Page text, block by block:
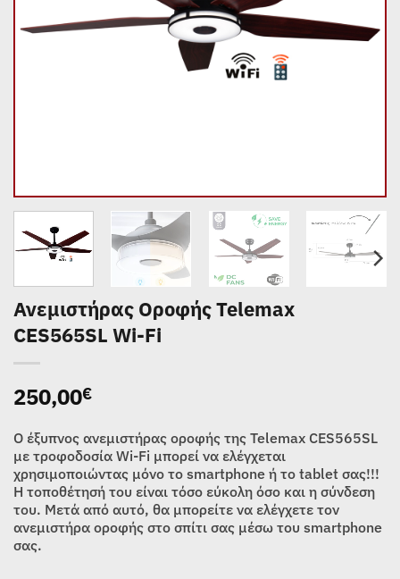
Ανεμιστήρας Οροφής Telemax
CES565SL Wi-Fi
250,00€
Ο έξυπνος ανεμιστήρας οροφής της Telemax CES565SL
με τροφοδοσία Wi-Fi μπορεί να ελέγχεται
χρησιμοποιώντας μόνο το smartphone ή το tablet σας!!!
Η τοποθέτησή του είναι τόσο εύκολη όσο και η σύνδεση
του. Μετά από αυτό, θα μπορείτε να ελέγχετε τον
ανεμιστήρα οροφής στο σπίτι σας μέσω του smartphone
σας.